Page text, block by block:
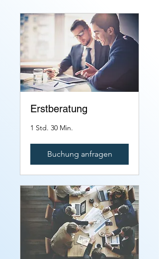
Erstberatung
1 Std. 30 Min.
Buchung anfragen